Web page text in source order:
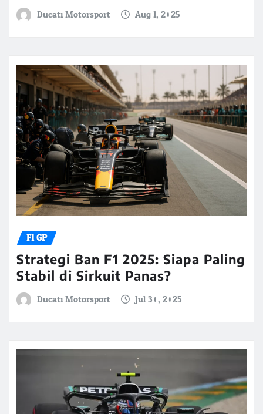
Ducati Motorsport Aug 1, 2025
F1 GP
Strategi Ban F1 2025: Siapa Paling
Stabil di Sirkuit Panas?
Ducati Motorsport Jul 30, 2025